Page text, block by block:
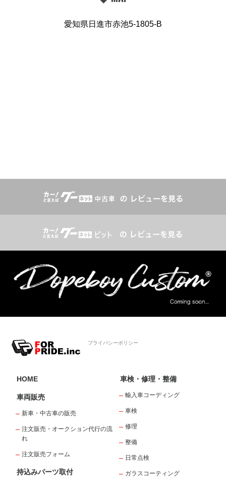
愛知県日進市赤池5-1805-B
プライバシーポリシー
HOME
車両販売
新車・中古車の販売
注文販売・オークション代行の流
れ
注文販売フォーム
持込みパーツ取付
車検・修理・整備
輸入車コーディング
車検
修理
整備
日常点検
ガラスコーティング